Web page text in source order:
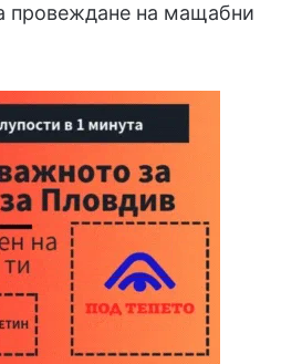
провеждане на мащабни